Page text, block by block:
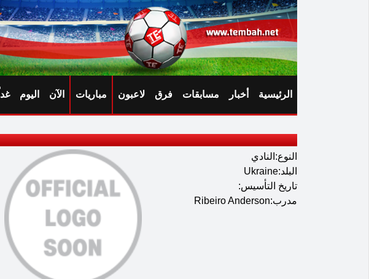
الرئيسية أخبار مسابقات فرق لاعبون مباريات الآن اليوم غداً
النوع:النادي
البلد:Ukraine
تاريخ التأسيس:
مدرب:Ribeiro Anderson